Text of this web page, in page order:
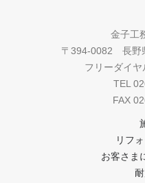
金子工
〒394-0082 長野
フリーダイ
TEL
FAX
リフ
お客さま